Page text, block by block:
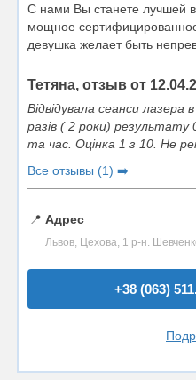
С нами Вы станете лучшей
мощное
девушка желает быть
Тетяна, отзыв от
Відвідувала сеанси лазера
разів ( 2 роки)
та час. Оцінка 1 з 10. Не
Все отзывы (1) ➡️
📍 Адрес
Львов, Цехова, 1 р-н.
+38 (063)